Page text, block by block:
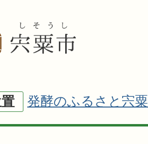
発酵のふるさと宍粟